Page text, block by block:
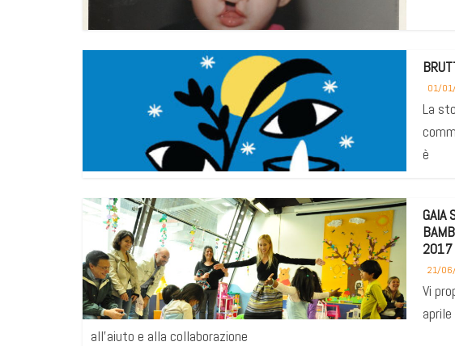
01/
La
è
GAIA
2017
21/
Vi
all’aiuto e alla collaborazione